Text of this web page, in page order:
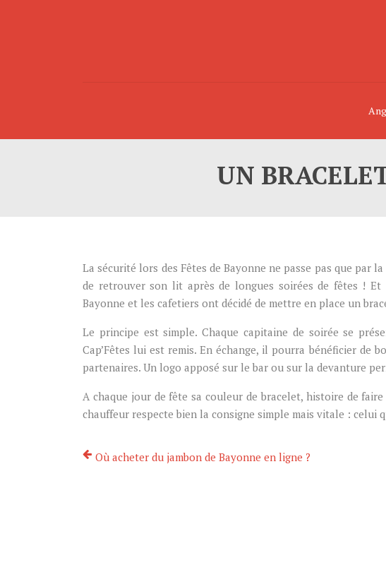
UN
La sécurité lors des Fêtes de Bayonne ne passe pas que par
de retrouver son lit après de longues soirées de fêtes !
Bayonne et les cafetiers ont décidé de mettre en place un
Le principe est simple. Chaque capitaine de soirée se
Cap’Fêtes lui est remis. En échange, il pourra bénéficier de
partenaires. Un logo apposé sur le bar ou sur la devanture
A chaque jour de fête sa couleur de bracelet, histoire de
chauffeur respecte bien la consigne simple mais vitale : celui
Où acheter du jambon de Bayonne en ligne ?